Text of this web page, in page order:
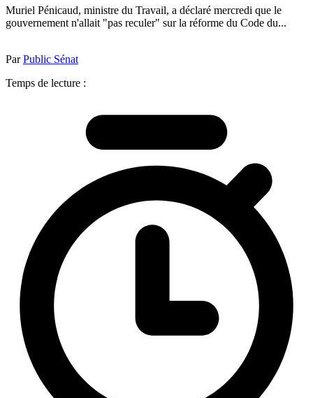
Muriel Pénicaud, ministre du Travail, a déclaré mercredi que le
gouvernement n'allait "pas reculer" sur la réforme du Code du...
ParPublic Sénat
Temps de lecture :